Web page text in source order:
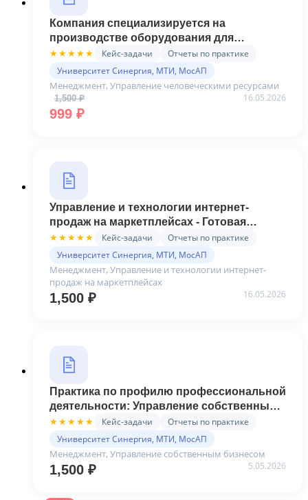
Компания специализируется на
производстве оборудования для
энергоснабжения ... 38.03.02 Менеджмент
Управление человеческими ресурсами -
Готовая практика (Синергия)
★★★★★ Кейс-задачи
Отчеты по практике
Университет Синергия, МТИ, МосАП
Менеджмент, Управление человеческими ресурсами
1,500₽
Первоначальная цена составляла 1,500 ₽.
999 ₽Текущая цена: 999 ₽.
16.05.2026
Управление и технологии интернет-
продаж на маркетплейсах - Готовая
практика (Синергия)
★★★★★ Кейс-задачи
Отчеты по практике
Университет Синергия, МТИ, МосАП
Менеджмент, Управление и технологии интернет-
продаж на маркетплейсах
1,500 ₽ 16.05.2026
Практика по профилю профессиональной
деятельности: Управление собственным
бизнесом на примере «Студия
предпринимательства» АНО ВО
«Московский университет «Синергия»
★★★★★ Кейс-задачи
Отчеты по практике
Университет Синергия, МТИ, МосАП
Менеджмент, Управление собственным бизнесом
1,500 ₽ 5.05.2026